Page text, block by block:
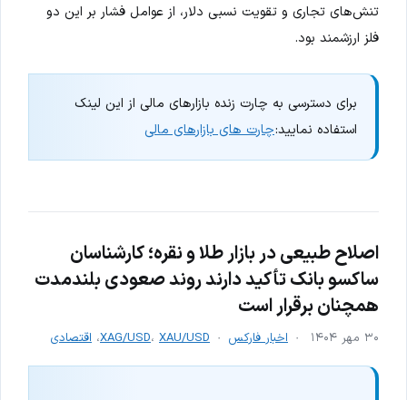
تنش‌های تجاری و تقویت نسبی دلار، از عوامل فشار بر این دو
فلز ارزشمند بود.
برای دسترسی به چارت زنده بازارهای مالی از این لینک
استفاده نمایید:چارت های بازارهای مالی
اصلاح طبیعی در بازار طلا و نقره؛ کارشناسان
ساکسو بانک تأکید دارند روند صعودی بلندمدت
همچنان برقرار است
۳۰ مهر ۱۴۰۴ اخبار فارکس XAG/USD، XAU/USD ، اقتصادی